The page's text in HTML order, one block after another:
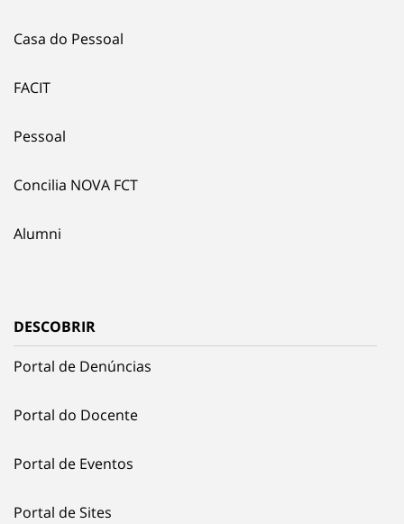
Casa do Pessoal
FACIT
Pessoal
Concilia NOVA FCT
Alumni
DESCOBRIR
Portal de Denúncias
Portal do Docente
Portal de Eventos
Portal de Sites